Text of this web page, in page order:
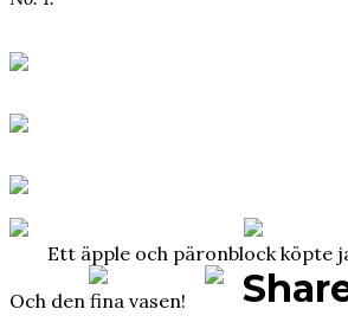
Ett äpple och päronblock köpte
Och den fina vasen!